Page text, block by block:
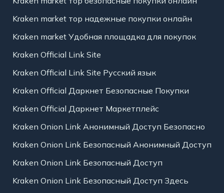
Kraken market тор надежные покупки онлайн
Kraken market Удобная площадка для покупок
Kraken Official Link Site
Kraken Official Link Site Русский язык
Kraken Official Даркнет Безопасные Покупки
Kraken Official Даркнет Маркетплейс
Kraken Onion Link Анонимный Доступ Безопасно
Kraken Onion Link Безопасный Анонимный Доступ
Kraken Onion Link Безопасный Доступ
Kraken Onion Link Безопасный Доступ Здесь